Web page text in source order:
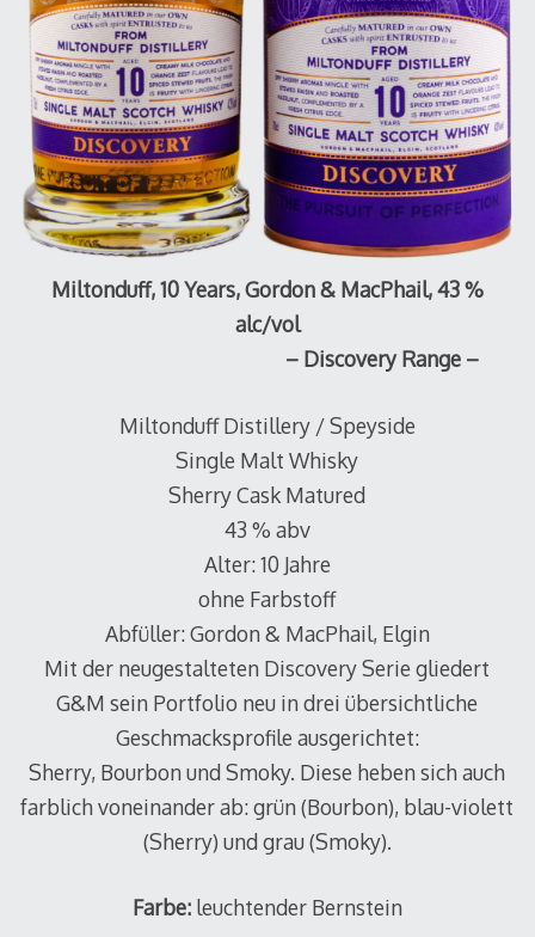
Miltonduff, 10 Years, Gordon & MacPhail, 43 %
alc/vol
– Discovery Range –
Miltonduff Distillery / Speyside
Single Malt Whisky
Sherry Cask Matured
43 % abv
Alter: 10 Jahre
ohne Farbstoff
Abfüller: Gordon & MacPhail, Elgin
Mit der neugestalteten Discovery Serie gliedert
G&M sein Portfolio neu in drei übersichtliche
Geschmacksprofile ausgerichtet:
Sherry, Bourbon und Smoky. Diese heben sich auch
farblich voneinander ab: grün (Bourbon), blau-violett
(Sherry) und grau (Smoky).
Farbe: leuchtender Bernstein